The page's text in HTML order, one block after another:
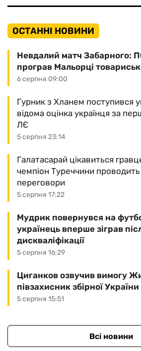
ОСТАННІ НОВИНИ
6 серпня 09:00
Невдалий матч Забарного:
програв Мальорці
5 серпня 23:14
Гурник з Хланем поступився
відома оцінка українця за
ЛЄ
5 серпня 17:22
Галатасарай цікавиться
чемпіон Туреччини проводить
переговори
5 серпня 16:29
Мудрик повернувся на
українець вперше зіграв
дискваліфікації
5 серпня 15:51
Циганков озвучив вимогу
півзахисник збірної України
Всі новини